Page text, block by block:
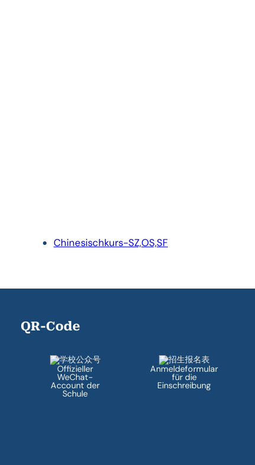
Chinesischkurs-SZ,OS,SF
QR-Code
Offizieller
WeChat-
Account der
Schule
Anmeldeformular
für die
Einschreibung